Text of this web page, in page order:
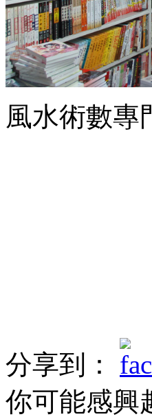
風水術數專
分享到：
你可能感興